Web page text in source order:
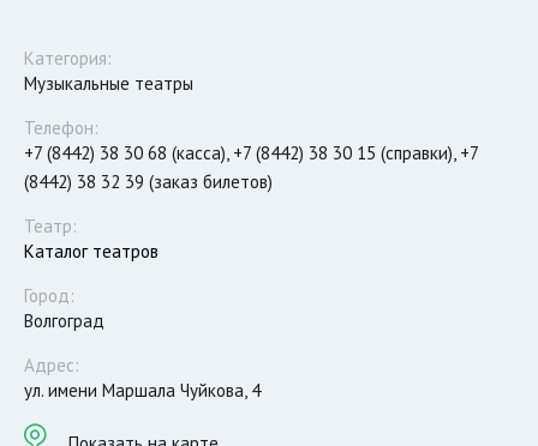
Категория:
Музыкальные театры
Телефон:
+7 (8442) 38 30 68 (касса), +7 (8442) 38 30 15 (справки), +7
(8442) 38 32 39 (заказ билетов)
Театр:
Каталог театров
Город:
Волгоград
Адрес:
ул. имени Маршала Чуйкова, 4